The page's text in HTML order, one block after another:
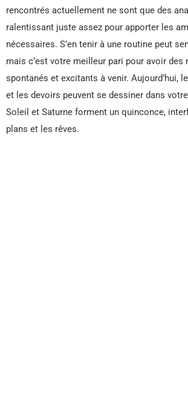
rencontrés actuellement ne sont que des
ralentissant juste assez pour apporter les
nécessaires. S’en tenir à une routine peut
mais c’est votre meilleur pari pour avoir des
spontanés et excitants à venir. Aujourd’hui,
et les devoirs peuvent se dessiner dans
Soleil et Saturne forment un quinconce,
plans et les rêves.